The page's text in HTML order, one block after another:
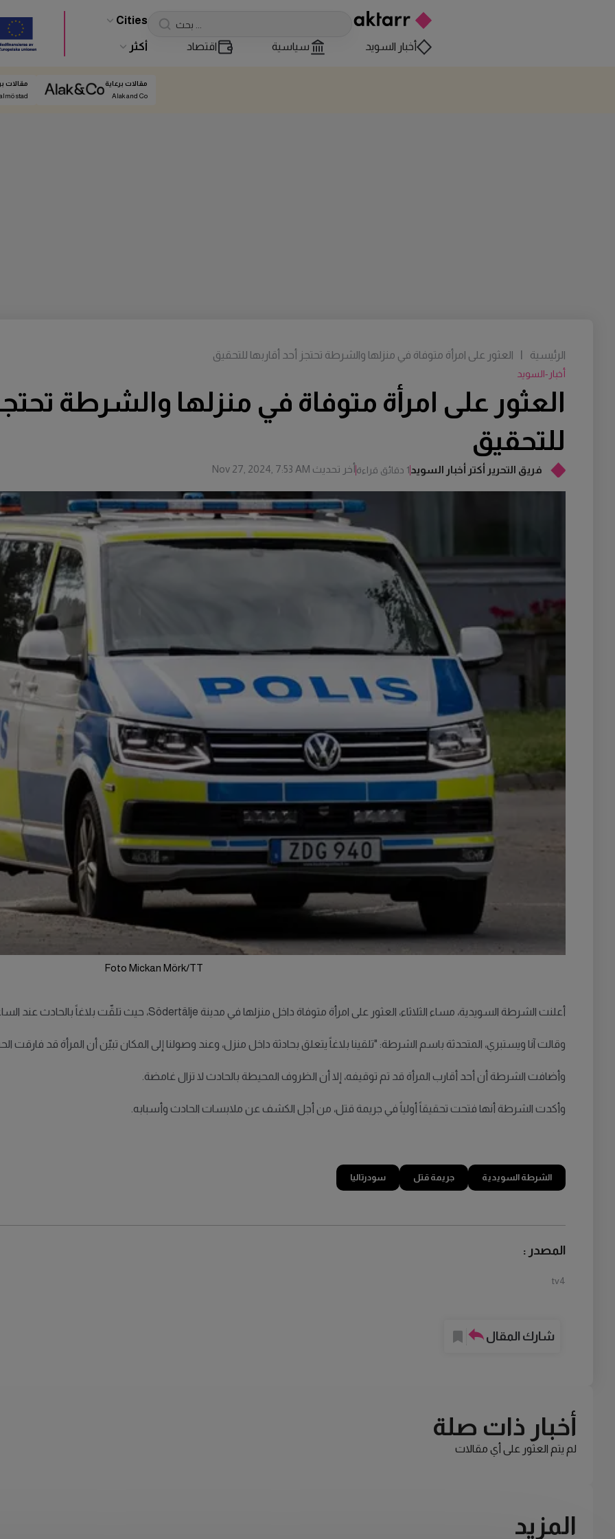
Cities
أخبار السويد سياسية اقتصاد أكثر
مقالات برعاية
Alak and Co
مقالات
stad
فريق التحرير أكتر أخبار السويد1 دقائق قراءة أخر تحديث Nov 27, 2024, 7:53 AM
العثور على امرأة متوفاة في منزلها والشرطة
للتحقيق
أخبار-السويد
الرئيسية | العثور على امرأة متوفاة في منزلها والشرطة تحتجز أحد أقاربها للتحقيق
Foto Mickan Mörk/TT
أعلنت الشرطة السويدية، مساء الثلاثاء، العثور على امرأة متوفاة داخل منزلها في مدينة Södertälje، حيث تلقّت بلاغاً بالحادث عند الساعة التاسعة مساءً.
وقالت آنا ويستبري، المتحدثة باسم الشرطة: "تلقينا بلاغاً يتعلق بحادثة داخل منزل، وعند وصولنا إلى المكان تبيّن أن المرأة قد فارقت
وأضافت الشرطة أن أحد أقارب المرأة قد تم توقيفه، إلا أن الظروف المحيطة بالحادث لا تزال غامضة.
وأكدت الشرطة أنها فتحت تحقيقاً أولياً في جريمة قتل، من أجل الكشف عن ملابسات الحادث وأسبابه.
الشرطة السويدية جريمة قتل سودرتاليا
المصدر :
tv4
شارك المقال
أخبار ذات صلة
لم يتم العثور على أي مقالات
المزيد